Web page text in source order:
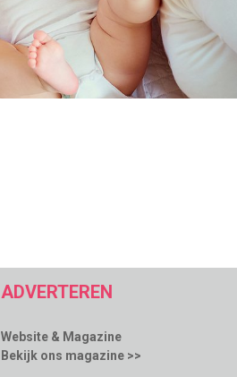
ADVERTEREN
Website & Magazine
Bekijk ons magazine >>